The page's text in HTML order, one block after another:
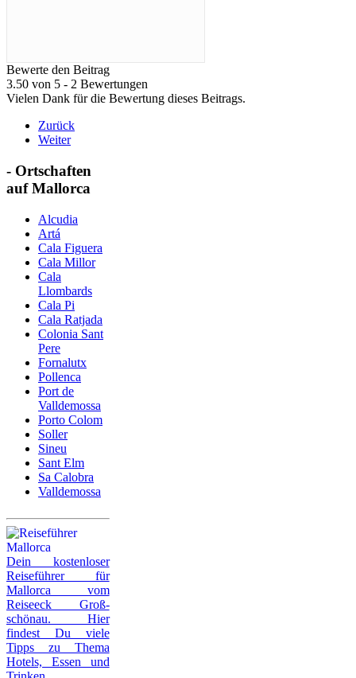
Bewerte den Beitrag
3.50 von 5 - 2 Bewertungen
Vielen Dank für die Bewertung dieses Beitrags.
Zurück
Weiter
- Ortschaften
auf Mallorca
Alcudia
Artá
Cala Figuera
Cala Millor
Cala
Llombards
Cala Pi
Cala Ratjada
Colonia Sant
Pere
Fornalutx
Pollenca
Port de
Valldemossa
Porto Colom
Soller
Sineu
Sant Elm
Sa Calobra
Valldemossa
Dein kostenloser
Reiseführer für
Mallorca vom
Reiseeck Groß-
schönau. Hier
findest Du viele
Tipps zu Thema
Hotels, Essen und